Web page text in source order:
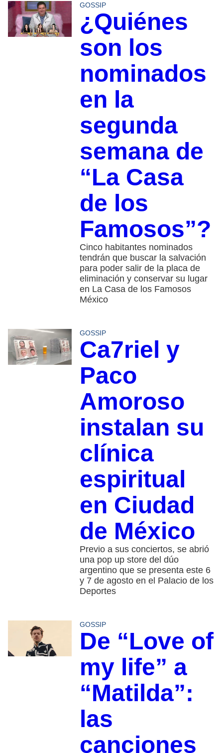
GOSSIP
¿Quiénes
son los
nominados
en la
segunda
semana de
“La Casa
de los
Famosos”?
Cinco habitantes nominados
tendrán que buscar la salvación
para poder salir de la placa de
eliminación y conservar su lugar
en La Casa de los Famosos
México
GOSSIP
Ca7riel y
Paco
Amoroso
instalan su
clínica
espiritual
en Ciudad
de México
Previo a sus conciertos, se abrió
una pop up store del dúo
argentino que se presenta este 6
y 7 de agosto en el Palacio de los
Deportes
GOSSIP
De “Love of
my life” a
“Matilda”:
las
canciones